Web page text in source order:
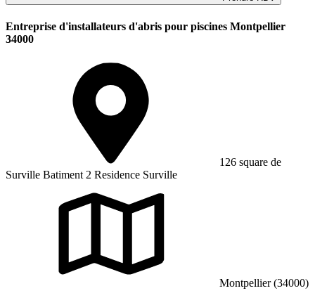
Entreprise d'installateurs d'abris pour piscines Montpellier
34000
126 square de
Surville Batiment 2 Residence Surville
Montpellier (34000)